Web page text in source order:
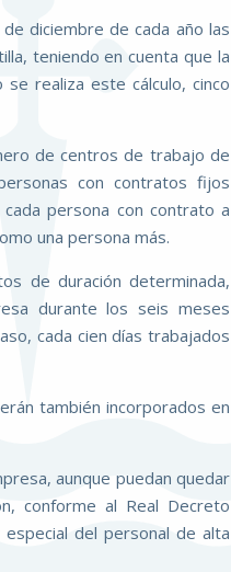
diciembre de cada año las
teniendo en cuenta que la
realiza este cálculo, cinco
de centros de trabajo de
con contratos fijos
persona con contrato a
una persona más.
de duración determinada,
durante los seis meses
cada cien días trabajados
también incorporados en
aunque puedan quedar
conforme al Real Decreto
del personal de alta